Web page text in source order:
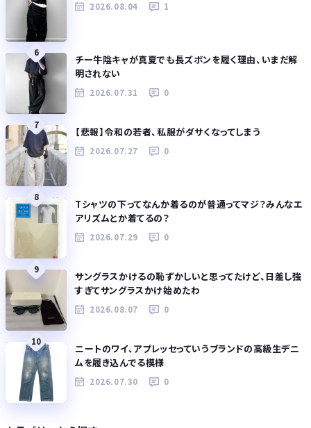
2026.08.04 1
6
チー牛陰キャが真夏でも長ズボンを履く理由、いまだ解
明されない
2026.07.31 0
7
【悲報】令和の若者、私服がダサくなってしまう
2026.07.27 0
8
Tシャツの下ってなんか着るのが普通ってマジ？みんなエ
アリズムとか着てるの？
2026.07.29 0
9
サングラスかけるの恥ずかしいと思ってたけど、日差し強
すぎてサングラスかけ始めたわ
2026.08.07 0
10
ニートのワイ、アプレッセっていうブランドの高級生デニ
ムを履き込んでる模様
2026.07.30 0